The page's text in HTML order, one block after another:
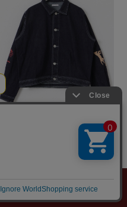
Common Noun norahi デニムジャ